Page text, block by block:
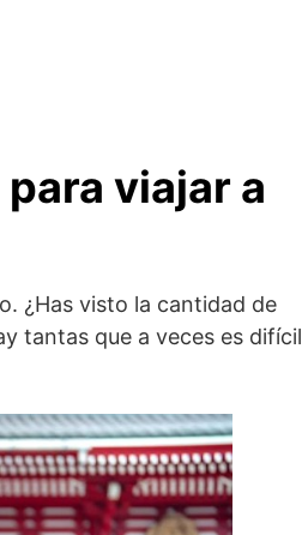
viajar a
¿Has visto la cantidad de
tantas que a veces es difícil